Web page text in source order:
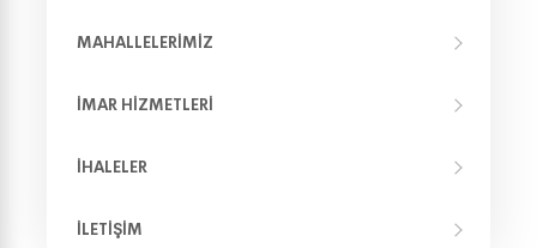
MAHALLELERIMIZ
İMAR HIZMETLERI
İHALELER
İLETIŞIM